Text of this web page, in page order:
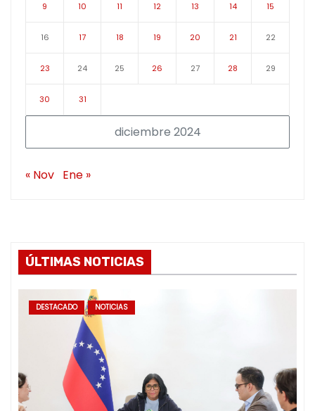
diciembre 2024
9 10 11 12 13 14 15
16 17 18 19 20 21 22
23 24 25 26 27 28 29
30 31
« Nov Ene »
ÚLTIMAS NOTICIAS
DESTACADO NOTICIAS